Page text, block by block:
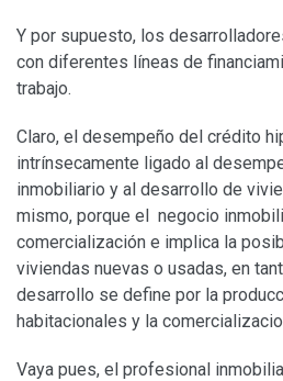
Y por supuesto, los
con diferentes líneas de
trabajo.
Claro, el desempeño del crédito
intrínsecamente ligado al
inmobiliario y al desarrollo de
mismo, porque el negocio
comercialización e implica la
viviendas nuevas o usadas, en
desarrollo se define por la
habitacionales y la
Vaya pues, el profesional